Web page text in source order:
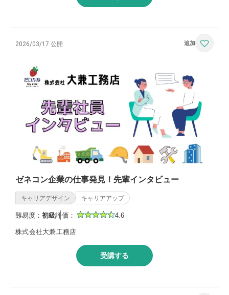
2026/03/17 公開
ゼネコン企業の仕事発見！先輩インタビュー
キャリアデザイン キャリアアップ
難易度： 初級評価： 4.6
株式会社大兼工務店
受講する